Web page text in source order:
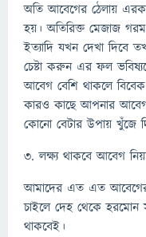
অতি আবেগের ঠেলায়
হয়। অতিরিক্ত মেজাজ
ইত্যাদি যখন দেখা দিবে
চেষ্টা করুন এর ফল
আবেগ বেশি থাকলে
কারও কাছে আপনার
কোনো বেটার উপায় খুঁজে
৩. লক্ষ্য থাকবে আবেগ
আমাদের এত এত আবেগের
চাইলে দেহ থেকে হরমোন
থাকবেই।